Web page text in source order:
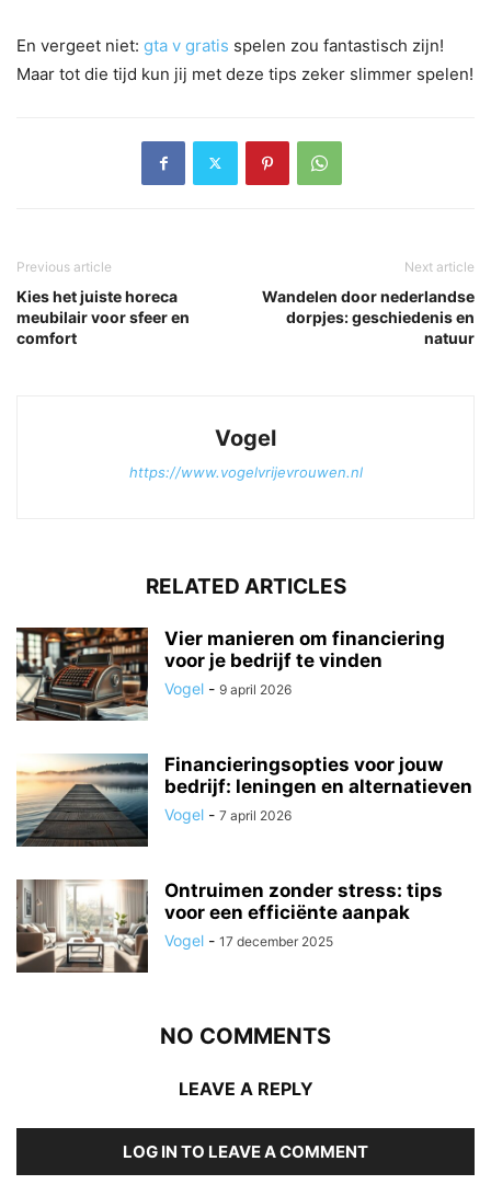
En vergeet niet: gta v gratis spelen zou fantastisch zijn!
Maar tot die tijd kun jij met deze tips zeker slimmer spelen!
Previous article
Kies het juiste horeca
meubilair voor sfeer en
comfort
Next article
Wandelen door nederlandse
dorpjes: geschiedenis en
natuur
Vogel
https://www.vogelvrijevrouwen.nl
RELATED ARTICLES
Vier manieren om financiering
voor je bedrijf te vinden
Vogel - 9 april 2026
Financieringsopties voor jouw
bedrijf: leningen en alternatieven
Vogel - 7 april 2026
Ontruimen zonder stress: tips
voor een efficiënte aanpak
Vogel - 17 december 2025
NO COMMENTS
LEAVE A REPLY
LOG IN TO LEAVE A COMMENT